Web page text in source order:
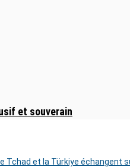
et souverain
Tchad et la Türkiye échangent